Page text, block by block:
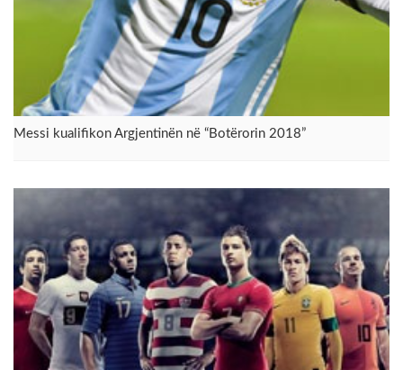
Messi kualifikon Argjentinën në “Botërorin 2018”